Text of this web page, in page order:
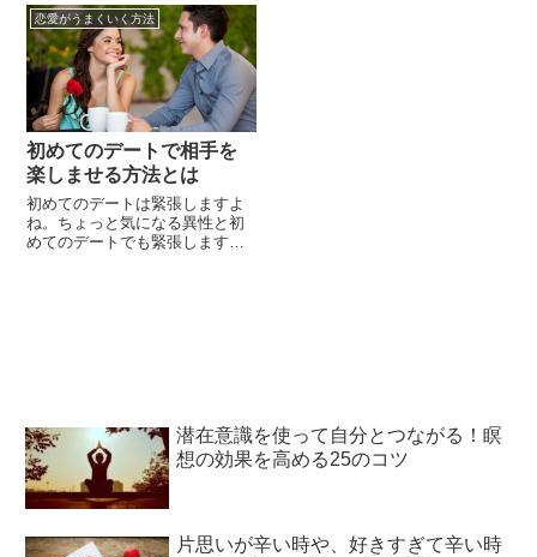
を判断するための重要なポイン
トになるため、失敗を避けたい
と思う方が多いのは当然。ま
た、初めてのデートで気を付け
たいことを考える場合、相手の
どこを見るかということに重点
を置きがちです...
恋愛がうまくいく方法
初めてのデートで相手を
楽しませる方法とは
初めてのデートは緊張しますよ
ね。ちょっと気になる異性と初
めてのデートでも緊張します
潜在意識を使って自分とつながる！瞑
想の効果を高める25のコツ
片思いが辛い時や、好きすぎて辛い時